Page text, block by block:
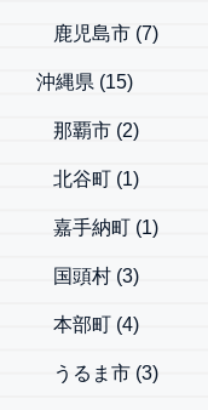
鹿児島市 (7)
沖縄県 (15)
那覇市 (2)
北谷町 (1)
嘉手納町 (1)
国頭村 (3)
本部町 (4)
うるま市 (3)